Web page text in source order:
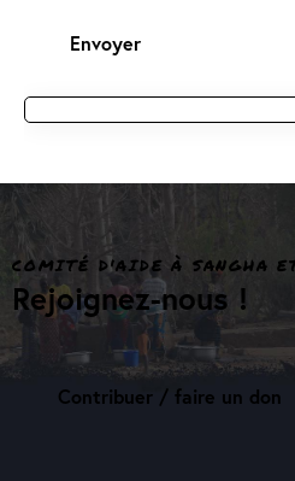
COMITÉ D'AIDE À SANGHA
Rejoignez-nous !
Contribuer / faire un don